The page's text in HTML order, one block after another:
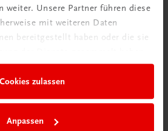
weiter. Unsere Partner führen diese
mit weiteren Daten
bereitgestellt haben oder die sie
Cookies zulassen
Anpassen